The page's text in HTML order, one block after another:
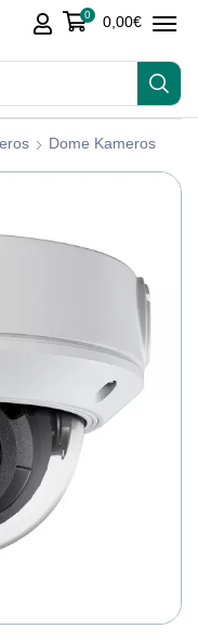
0 0,00€
Dome Kameros